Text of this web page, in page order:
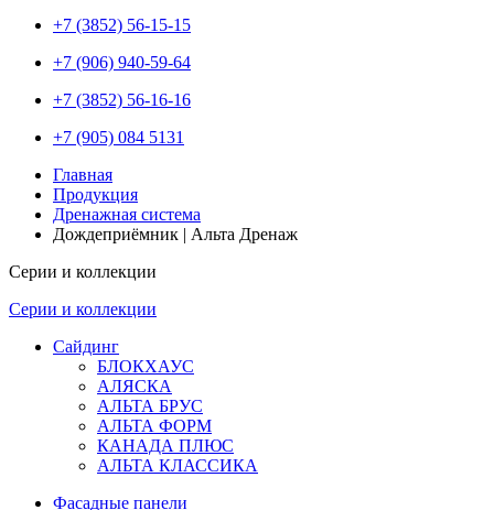
+7 (3852) 56-15-15
+7 (906) 940-59-64
+7 (3852) 56-16-16
+7 (905) 084 5131
Главная
Продукция
Дренажная система
Дождеприёмник | Альта Дренаж
Серии и коллекции
Серии и коллекции
Сайдинг
БЛОКХАУС
АЛЯСКА
АЛЬТА БРУС
АЛЬТА ФОРМ
КАНАДА ПЛЮС
АЛЬТА КЛАССИКА
Фасадные панели